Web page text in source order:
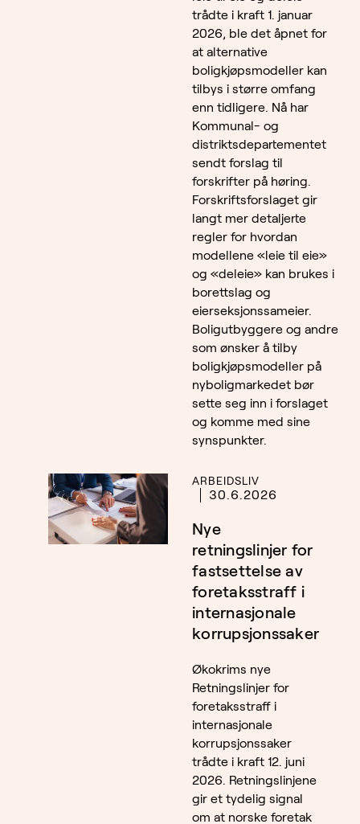
trådte i kraft 1. januar
2026, ble det åpnet for
at alternative
boligkjøpsmodeller kan
tilbys i større omfang
enn tidligere. Nå har
Kommunal- og
distriktsdepartementet
sendt forslag til
forskrifter på høring.
Forskriftsforslaget gir
langt mer detaljerte
regler for hvordan
modellene «leie til eie»
og «deleie» kan brukes i
borettslag og
eierseksjonssameier.
Boligutbyggere og andre
som ønsker å tilby
boligkjøpsmodeller på
nyboligmarkedet bør
sette seg inn i forslaget
og komme med sine
synspunkter.
ARBEIDSLIV
30.6.2026
Nye
retningslinjer for
fastsettelse av
foretaksstraff i
internasjonale
korrupsjonssaker
Økokrims nye
Retningslinjer for
foretaksstraff i
internasjonale
korrupsjonssaker
trådte i kraft 12. juni
2026. Retningslinjene
gir et tydelig signal
om at norske foretak